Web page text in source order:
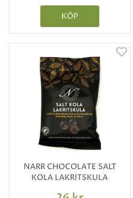
KÖP
NARR CHOCOLATE SALT
KOLA LAKRITSKULA